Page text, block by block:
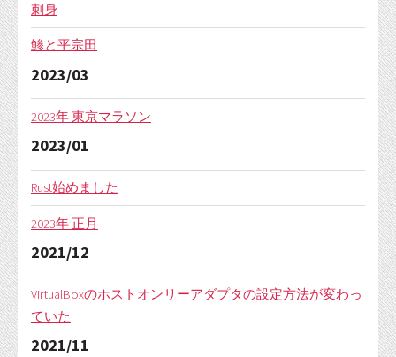
刺身
鯵と平宗田
2023/03
2023年 東京マラソン
2023/01
Rust始めました
2023年 正月
2021/12
VirtualBoxのホストオンリーアダプタの設定方法が変わっ
ていた
2021/11